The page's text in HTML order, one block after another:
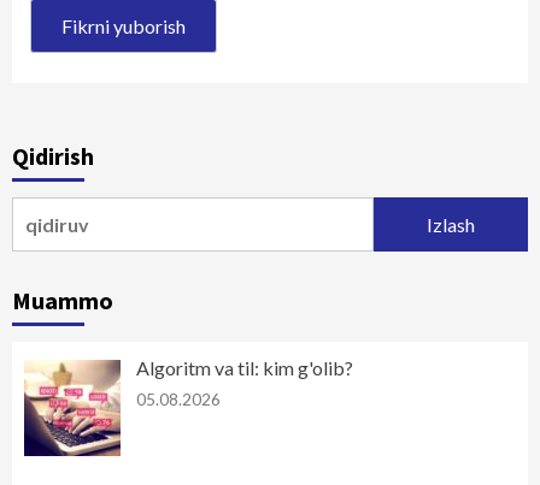
Qidirish
Muammo
Algoritm va til: kim g'olib?
05.08.2026